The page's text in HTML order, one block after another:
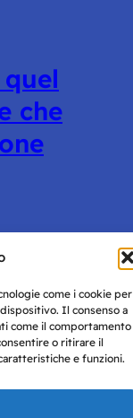
come i cookie per
Il consenso a
come il comportamento
o ritirare il
e funzioni.
che
tribunale di
forniti